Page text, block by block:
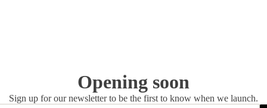
Opening soon
Sign up for our newsletter to be the first to know when we launch.